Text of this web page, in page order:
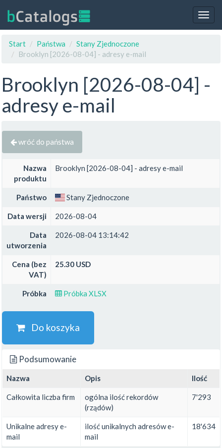
Start
Państwa
Stany Zjednoczone
Brooklyn [2026-08-04] - adresy e-mail
Brooklyn [2026-08-04] -
adresy e-mail
wróć do państwa
Nazwa
produktu
Brooklyn [2026-08-04] - adresy e-mail
Państwo Stany Zjednoczone
Data wersji 2026-08-04
Data
utworzenia
2026-08-04 13:14:42
Cena (bez
VAT)
25.30 USD
Próbka Próbka XLSX
Do koszyka
Podsumowanie
Nazwa Opis Ilość
Całkowita liczba firm
ogólna ilość rekordów
(rządów)
7'293
Unikalne adresy e-
mail
ilość unikalnych adresów e-
mail
18'634